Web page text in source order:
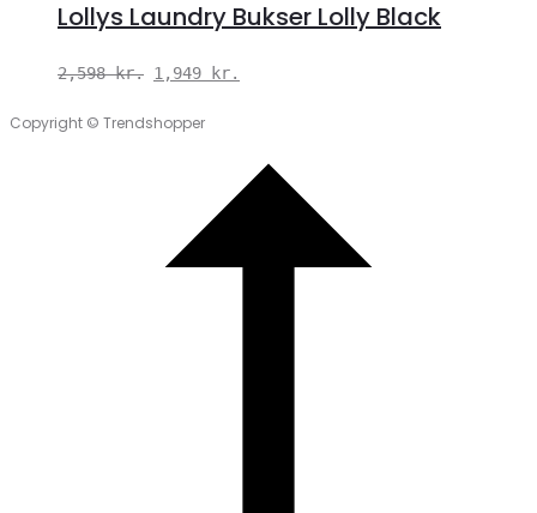
Lollys Laundry Bukser Lolly Black
2,598kr. Den
2,598 kr..
1,949 kr.
er:
1,949 kr..
Copyright © Trendshopper